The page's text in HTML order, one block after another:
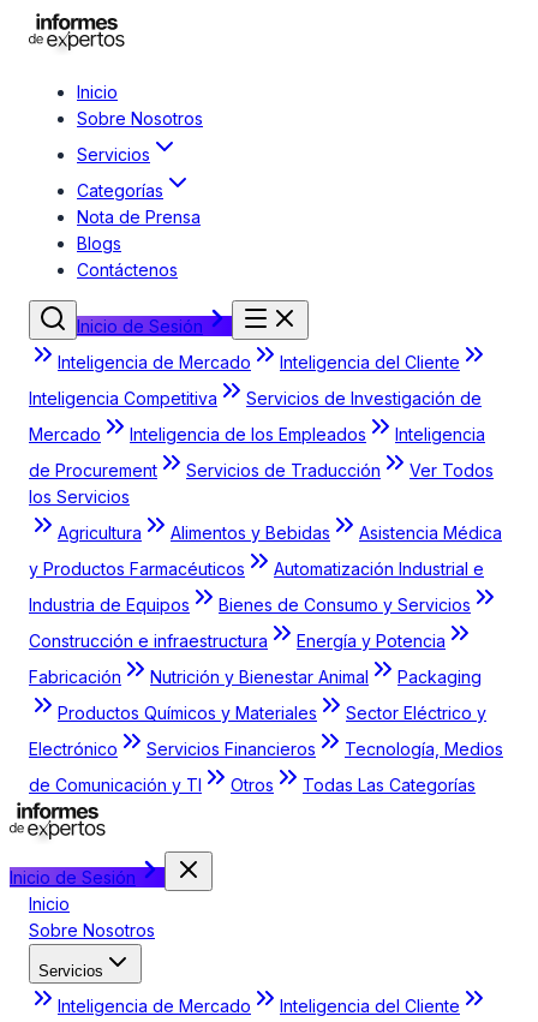
Inicio
Sobre Nosotros
Servicios
Categorías
Nota de Prensa
Blogs
Contáctenos
Inicio de Sesión
Inteligencia de Mercado
Inteligencia del Cliente
Inteligencia Competitiva
Servicios de Investigación de
Mercado
Inteligencia de los Empleados
Inteligencia
de Procurement
Servicios de Traducción
Ver Todos
los Servicios
Agricultura
Alimentos y Bebidas
Asistencia Médica
y Productos Farmacéuticos
Automatización Industrial e
Industria de Equipos
Bienes de Consumo y Servicios
Construcción e infraestructura
Energía y Potencia
Fabricación
Nutrición y Bienestar Animal
Packaging
Productos Químicos y Materiales
Sector Eléctrico y
Electrónico
Servicios Financieros
Tecnología, Medios
de Comunicación y TI
Otros Todas Las Categorías
Inicio de Sesión
Inicio
Sobre Nosotros
Servicios
Inteligencia de Mercado
Inteligencia del Cliente